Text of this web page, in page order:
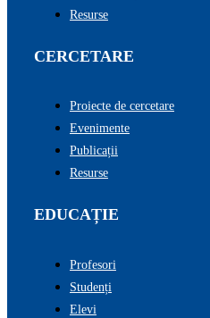
Resurse
CERCETARE
Proiecte de cercetare
Evenimente
Publicații
Resurse
EDUCAȚIE
Profesori
Studenți
Elevi